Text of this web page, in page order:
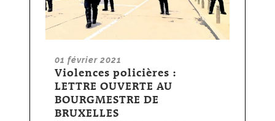
01 février 2021
Violences policières :
LETTRE OUVERTE AU
BOURGMESTRE DE
BRUXELLES